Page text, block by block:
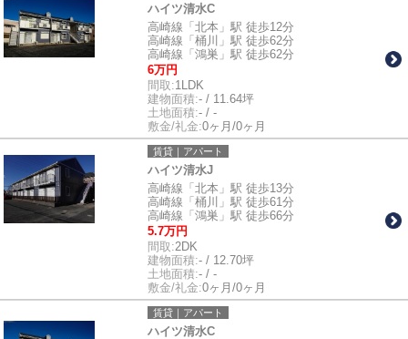
ハイツ清水C
高崎線「北本」駅 徒歩12分
高崎線「桶川」駅 徒歩62分
高崎線「鴻巣」駅 徒歩62分
6万円
間取:1LDK
建物面積:- / 11.64坪
土地面積:- / -
敷金/礼金:0ヶ月/0ヶ月
賃貸｜アパート
ハイツ清水J
高崎線「北本」駅 徒歩13分
高崎線「桶川」駅 徒歩61分
高崎線「鴻巣」駅 徒歩66分
5.7万円
間取:2DK
建物面積:- / 12.70坪
土地面積:- / -
敷金/礼金:0ヶ月/0ヶ月
賃貸｜アパート
ハイツ清水C